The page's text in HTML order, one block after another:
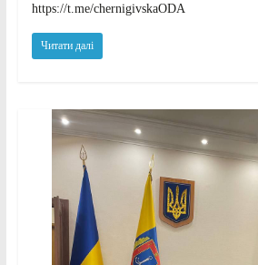
https://t.me/chernigivskaODA
Читати далі